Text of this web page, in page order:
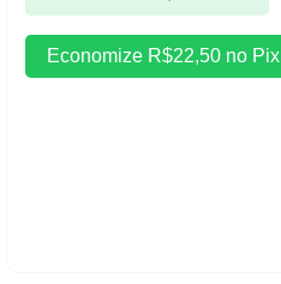
Economize R$22,50no Pix